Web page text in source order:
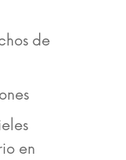
de
en